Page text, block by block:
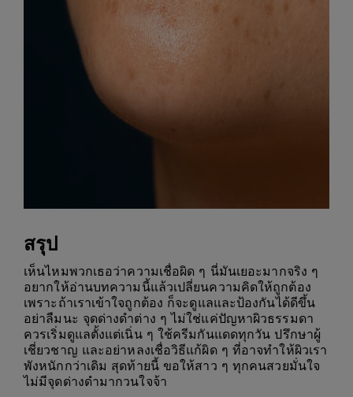
สรุป
เห็นไหมพวกเธอว่าความเชื่อผิด ๆ นี่มันเยอะมากจริง ๆ
อยากให้อ่านบทความนี้แล้วเปลี่ยนความคิดให้ถูกต้อง
เพราะถ้าเราเข้าใจถูกต้อง ก็จะดูแลและป้องกันได้ดีขึ้น
อย่าลืมนะ จุดด่างดำต่าง ๆ ไม่ใช่แค่ปัญหาผิวธรรมดา
ควรเริ่มดูแลตั้งแต่เนิ่น ๆ ใช้ครีมกันแดดทุกวัน ปรึกษาผู้
เชี่ยวชาญ และอย่าหลงเชื่อวิธีแก้ผิด ๆ ที่อาจทำให้ผิวเรา
พังหนักกว่าเดิม สุดท้ายนี้ ขอให้สาว ๆ ทุกคนสวยมั่นใจ
ไม่มีจุดด่างดำมากวนใจจ้า